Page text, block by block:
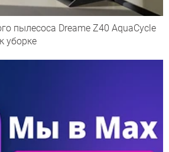
пылесоса Dreame Z40 AquaCycle
уборке